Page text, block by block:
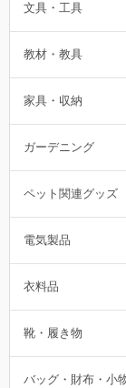
文具・工具
教材・教具
家具・収納
ガーデニング
ペット関連グッズ
電気製品
衣料品
靴・履き物
バッグ・財布・小